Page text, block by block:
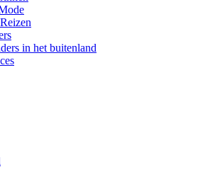
in het buitenland